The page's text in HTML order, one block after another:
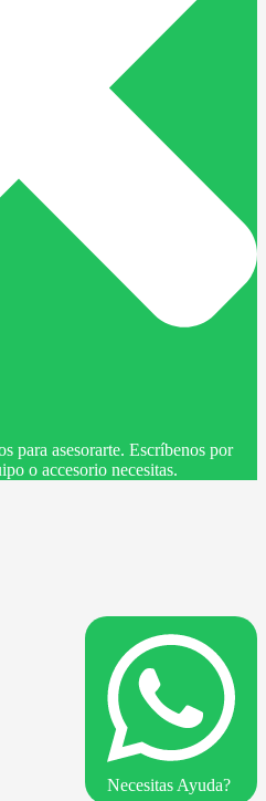
para asesorarte. Escríbenos por
o accesorio necesitas.
Necesitas Ayuda?